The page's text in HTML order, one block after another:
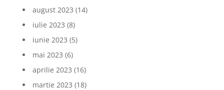
august 2023 (14)
iulie 2023 (8)
iunie 2023 (5)
mai 2023 (6)
aprilie 2023 (16)
martie 2023 (18)